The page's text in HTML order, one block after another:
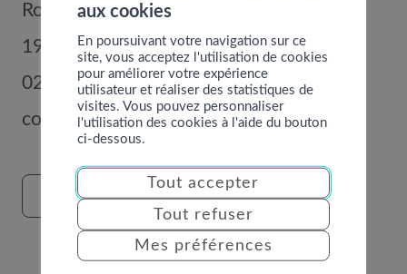
Route de Nendaz 352
1996
Basse-Nendaz
027 289 56 00
commune@nendaz.org
FORMULAIRE DE CONTACT
aux cookies
En poursuivant votre navigation sur ce
site, vous acceptez l'utilisation de cookies
pour améliorer votre expérience
utilisateur et réaliser des statistiques de
visites. Vous pouvez personnaliser
l'utilisation des cookies à l'aide du bouton
ci-dessous.
Tout accepter
Tout refuser
Mes préférences